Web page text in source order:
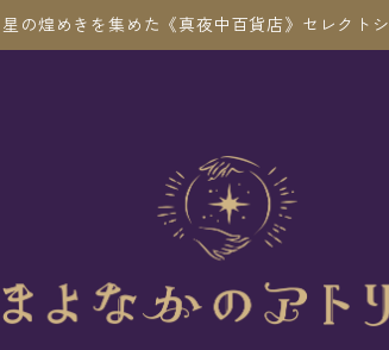
星の煌めきを集めた《真夜中百貨店》セレクトシ